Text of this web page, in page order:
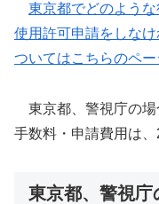
東京都でどのよう
使用許可申請をしな
ついてはこちらのペー
東京都、警視庁の場
手数料・申請費用は、
東京都、警視庁